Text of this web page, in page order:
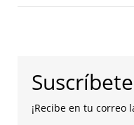
¡Recibe en tu correo